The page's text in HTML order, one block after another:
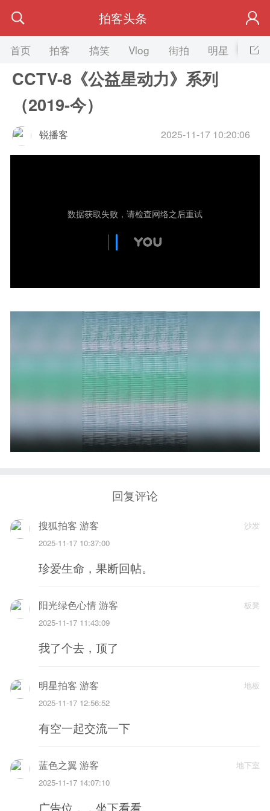
拍客头条
首页 拍客 搞笑 Vlog 街拍 明星 美女
CCTV-8《公益星动力》系列
（2019-今）
锐播客 2025-11-17 10:20:06
回复评论
沙发
搜狐拍客 游客
2025-11-17 10:37:00
珍爱生命，果断回帖。
板凳
阳光绿色心情 游客
2025-11-17 11:43:09
我了个去，顶了
地板
明星拍客 游客
2025-11-17 12:56:52
有空一起交流一下
地下室
蓝色之翼 游客
2025-11-17 14:07:10
广告位，，坐下看看